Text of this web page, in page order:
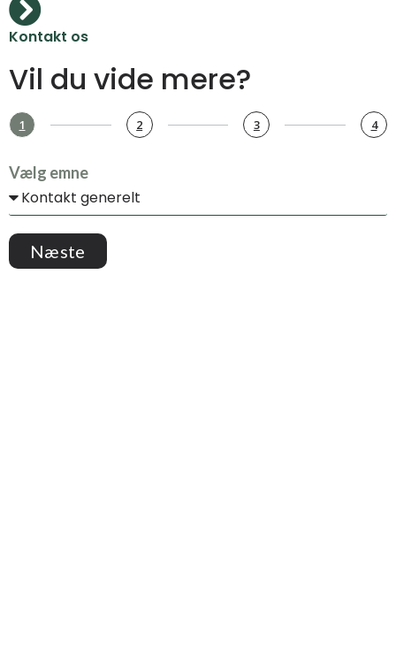
Kontakt os
Vil du vide mere?
1 2 3 4
Vælg emne
Næste